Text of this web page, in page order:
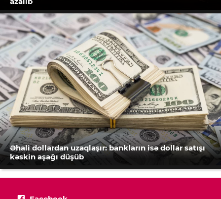
Əhali dollardan uzaqlaşır: bankların isə dollar satışı
kəskin aşağı düşüb